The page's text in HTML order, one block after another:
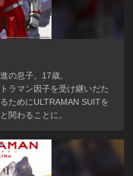
の息子。17歳。
ラマン因子を受け継いだた
ためにULTRAMAN SUITを
関わることに。